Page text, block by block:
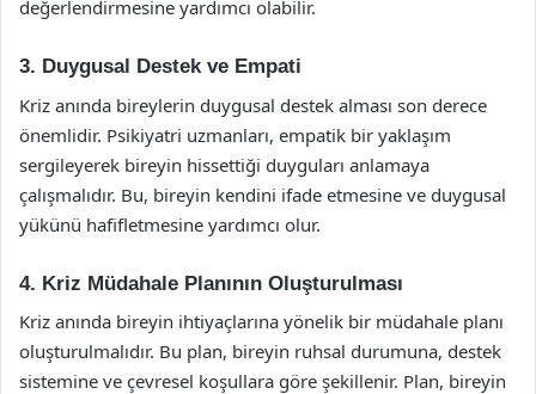
değerlendirmesine yardımcı olabilir.
3. Duygusal Destek ve Empati
Kriz anında bireylerin duygusal destek alması son derece
önemlidir. Psikiyatri uzmanları, empatik bir yaklaşım
sergileyerek bireyin hissettiği duyguları anlamaya
çalışmalıdır. Bu, bireyin kendini ifade etmesine ve duygusal
yükünü hafifletmesine yardımcı olur.
4. Kriz Müdahale Planının Oluşturulması
Kriz anında bireyin ihtiyaçlarına yönelik bir müdahale planı
oluşturulmalıdır. Bu plan, bireyin ruhsal durumuna, destek
sistemine ve çevresel koşullara göre şekillenir. Plan, bireyin